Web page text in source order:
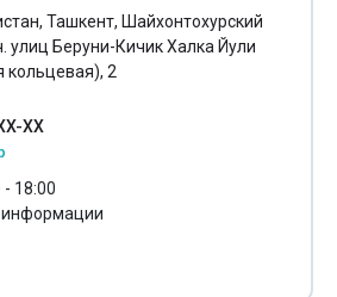
Ташкент, Шайхонтохурский
улиц Беруни-Кичик Халка Йули
2
XX
- 18:00
информации